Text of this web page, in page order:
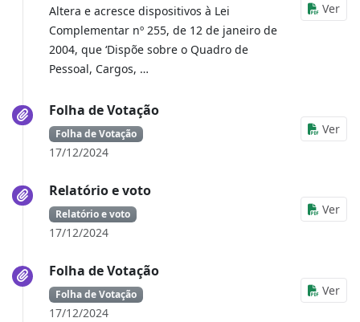
Altera e acresce dispositivos à Lei
Complementar nº 255, de 12 de janeiro de
2004, que ‘Dispõe sobre o Quadro de
Pessoal, Cargos, …
Ver
Folha de Votação
Folha de Votação
17/12/2024
Ver
Relatório e voto
Relatório e voto
17/12/2024
Ver
Folha de Votação
Folha de Votação
17/12/2024
Ver